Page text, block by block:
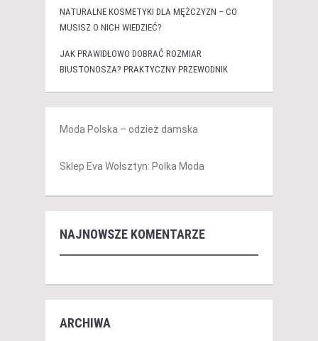
NATURALNE KOSMETYKI DLA MĘŻCZYZN – CO
MUSISZ O NICH WIEDZIEĆ?
JAK PRAWIDŁOWO DOBRAĆ ROZMIAR
BIUSTONOSZA? PRAKTYCZNY PRZEWODNIK
Moda Polska – odzież damska
Sklep Eva Wolsztyn: Polka Moda
NAJNOWSZE KOMENTARZE
ARCHIWA